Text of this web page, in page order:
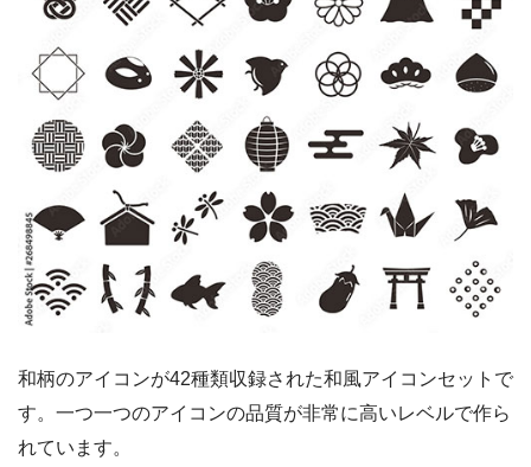
和柄のアイコンが42種類収録された和風アイコンセットで
す。一つ一つのアイコンの品質が非常に高いレベルで作ら
れています。